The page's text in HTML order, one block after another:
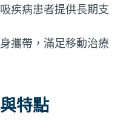
疾病患者提供長期支
攜帶，滿足移動治療
特點